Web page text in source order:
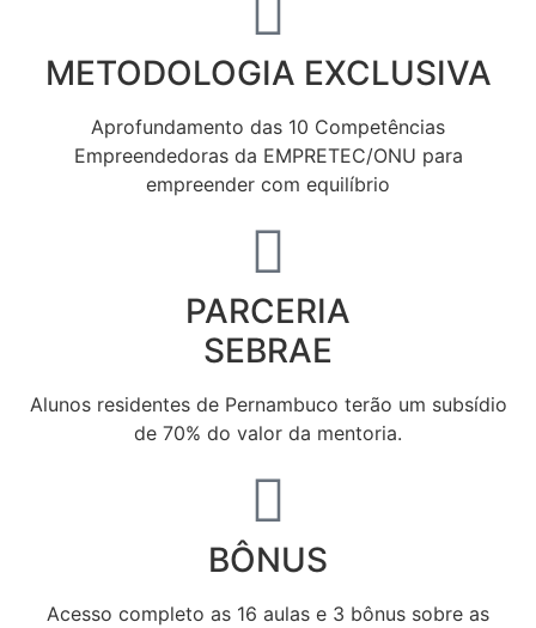
METODOLOGIA EXCLUSIVA
Aprofundamento das 10 Competências
Empreendedoras da EMPRETEC/ONU para
empreender com equilíbrio
PARCERIA
SEBRAE
Alunos residentes de Pernambuco terão um subsídio
de 70% do valor da mentoria.
BÔNUS
Acesso completo as 16 aulas e 3 bônus sobre as